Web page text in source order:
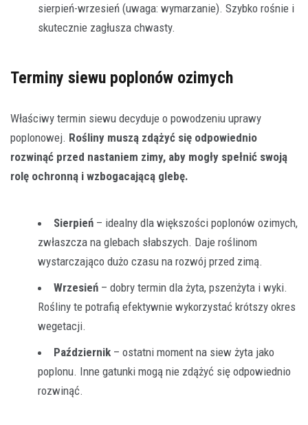
sierpień-wrzesień (uwaga: wymarzanie). Szybko rośnie i
skutecznie zagłusza chwasty.
Terminy siewu poplonów ozimych
Właściwy termin siewu decyduje o powodzeniu uprawy
poplonowej. Rośliny muszą zdążyć się odpowiednio
rozwinąć przed nastaniem zimy, aby mogły spełnić swoją
rolę ochronną i wzbogacającą glebę.
Sierpień – idealny dla większości poplonów ozimych,
zwłaszcza na glebach słabszych. Daje roślinom
wystarczająco dużo czasu na rozwój przed zimą.
Wrzesień – dobry termin dla żyta, pszenżyta i wyki.
Rośliny te potrafią efektywnie wykorzystać krótszy okres
wegetacji.
Październik – ostatni moment na siew żyta jako
poplonu. Inne gatunki mogą nie zdążyć się odpowiednio
rozwinąć.